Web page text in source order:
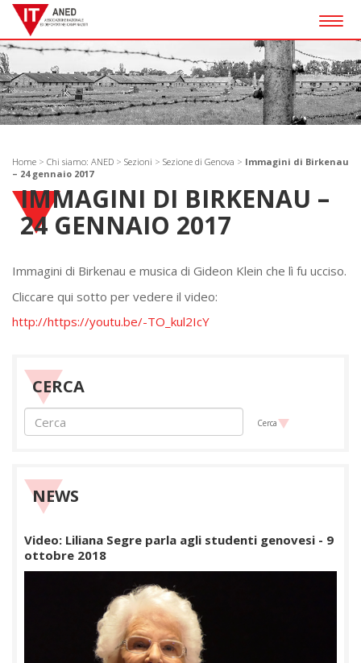
Home > Chi siamo: ANED > Sezioni > Sezione di Genova > Immagini di Birkenau
– 24 gennaio 2017
IMMAGINI DI BIRKENAU –
24 GENNAIO 2017
Immagini di Birkenau e musica di Gideon Klein che lì fu ucciso.
Cliccare qui sotto per vedere il video:
http://https://youtu.be/-TO_kul2IcY
CERCA
Cerca
NEWS
Video: Liliana Segre parla agli studenti genovesi - 9
ottobre 2018